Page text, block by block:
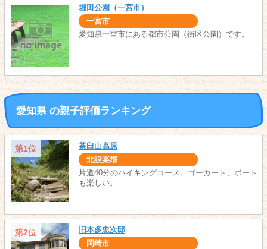
堀田公園（一宮市）
一宮市
愛知県一宮市にある都市公園（街区公園）です。
愛知県 の親子評価ランキング
第1位 茶臼山高原
北設楽郡
片道40分のハイキングコース。ゴーカート、ボート
も楽しい。
第2位 旧本多忠次邸
岡崎市